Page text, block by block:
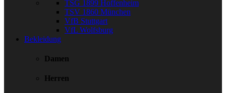
TSG 1899 Hoffenheim
TSV 1860 München
VfB Stuttgart
VfL Wolfsburg
Bekleidung
Damen
Herren